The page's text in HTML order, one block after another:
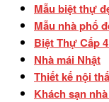
Mẫu biệt thự
Mẫu nhà phố
Biệt Thự Cấp
Nhà mái Nhật
Thiết kế nội
Khách sạn